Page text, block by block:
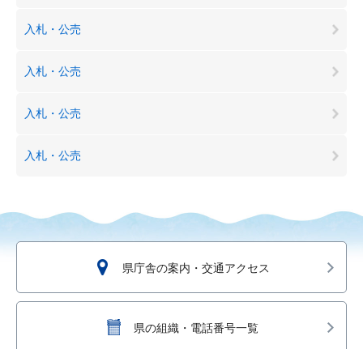
入札・公売
入札・公売
入札・公売
入札・公売
県庁舎の案内・交通アクセス
県の組織・電話番号一覧